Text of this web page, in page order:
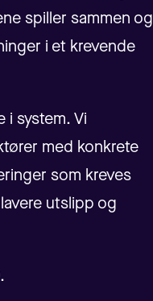
spiller sammen og
i et krevende
i system. Vi
med konkrete
som kreves
utslipp og